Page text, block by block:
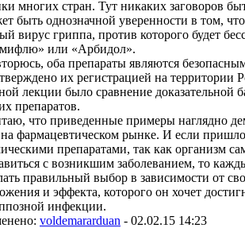
многих стран. Тут никаких заговоров
быть однозначной уверенности в том,
вирус гриппа, против которого будет
или «Арбидол».
оба препараты являются
их регистрацией на территории
лекции было сравнение доказательной
препаратов.
что приведенные примеры наглядно
фармацевтическом рынке. И если
препаратами, так как организм
с возникшим заболеванием, то
правильный выбор в зависимости от
и эффекта, которого он хочет
инфекции.
voldemararduan - 02.02.15 14:23